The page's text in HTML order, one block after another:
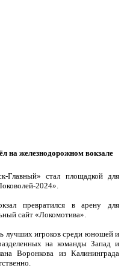
на железнодорожном вокзале
Главный» стал площадкой для
2024».
превратился в арену для
сайт «Локомотива».
лучших игроков среди юношей и
на команды Запад и
Воронкова из Калининграда